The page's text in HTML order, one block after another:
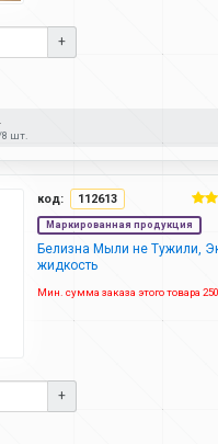
+
8 шт.
код: 112613
Маркированная продукция
Белизна Мыли не Тужили,
жидкость
Мин. сумма заказа этого товара 250
+